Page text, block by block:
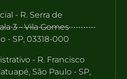
- R. Serra de
3 - Vila Gomes
- SP, 03318-000
- R. Francisco
São Paulo - SP,